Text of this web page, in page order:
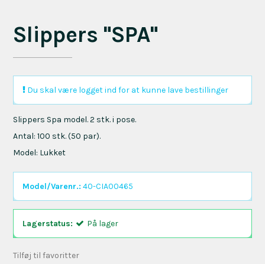
Slippers "SPA"
Du skal være logget ind for at kunne lave bestillinger
Slippers Spa model. 2 stk. i pose.
Antal: 100 stk. (50 par).
Model: Lukket
Model/Varenr.: 40-CIA00465
Lagerstatus: På lager
Tilføj til favoritter